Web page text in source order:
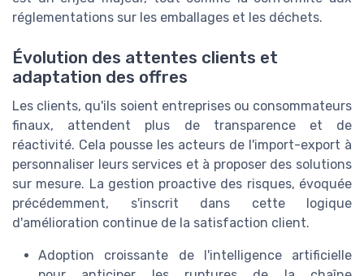
réglementations sur les emballages et les déchets.
Évolution des attentes clients et
adaptation des offres
Les clients, qu'ils soient entreprises ou consommateurs
finaux, attendent plus de transparence et de
réactivité. Cela pousse les acteurs de l'import-export à
personnaliser leurs services et à proposer des solutions
sur mesure. La gestion proactive des risques, évoquée
précédemment, s'inscrit dans cette logique
d'amélioration continue de la satisfaction client.
Adoption croissante de l'intelligence artificielle